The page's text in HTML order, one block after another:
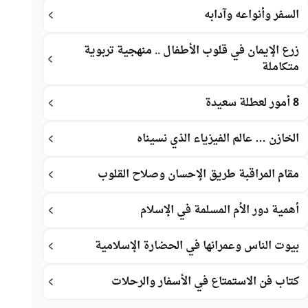
السفر وأنواعه وآدابه
زرع الإيمان في قلوب الأطفال .. منهجية تربوية
متكاملة
8 أمور لعطلة سعيدة
الخازن … عالم الفيزياء الذي نسيناه
مقام المراقبة طريق الإحسان وصلاح القلوب
أهمية دور الأم المسلمة في الإسلام
بيوت الناس وعمرانها في الحضارة الإسلامية
كتاب فن الاستمتاع في الأسفار والرحلات